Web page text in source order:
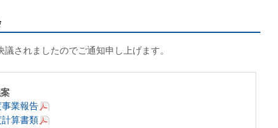
されましたのでご通知申し上げます。
事業報告
計算書類